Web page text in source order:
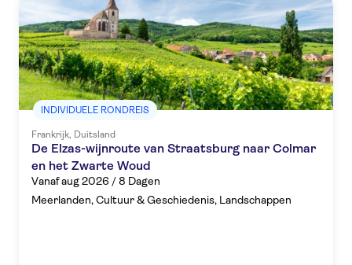
INDIVIDUELE RONDREIS
Frankrijk, Duitsland
De Elzas-wijnroute van Straatsburg naar Colmar
en het Zwarte Woud
Vanaf aug 2026 / 8 Dagen
Meerlanden, Cultuur & Geschiedenis, Landschappen